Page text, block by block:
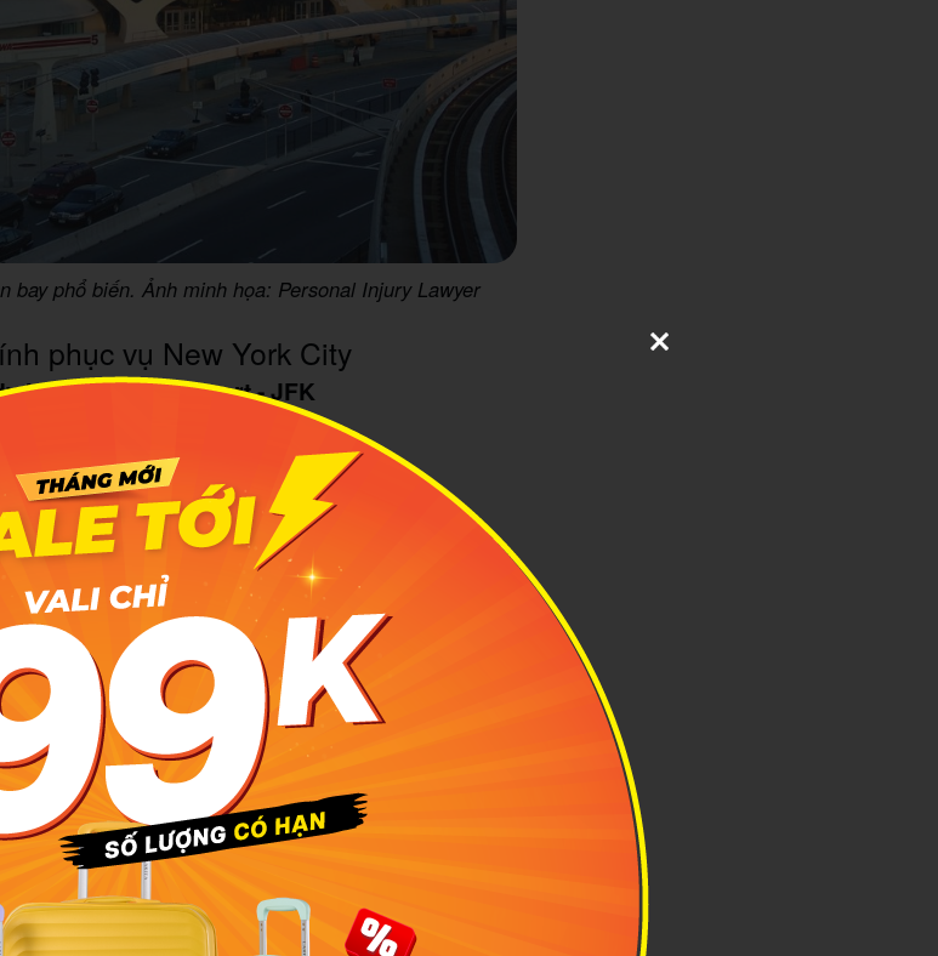
bay phổ biến. Ảnh minh họa: Personal Injury Lawyer
phục vụ New York City
International Airport - JFK
Khoảng 24–29 km
62,6 triệu lượt khách
Âu, châu Á, Trung Đông hoặc các khu vực xa khác,
nhất. Đây là sân bay quốc tế lớn nhất của New York
không chính của thành phố.
nhiều lựa chọn chuyến bay quốc tế, các chuyến bay
xuyên lục địa. Tuy nhiên, do lượng khách lớn và sân bay
đến sớm hơn, đặc biệt vào mùa cao điểm du lịch.